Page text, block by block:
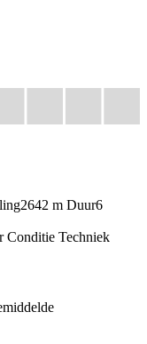
2642 m Duur6
Conditie Techniek